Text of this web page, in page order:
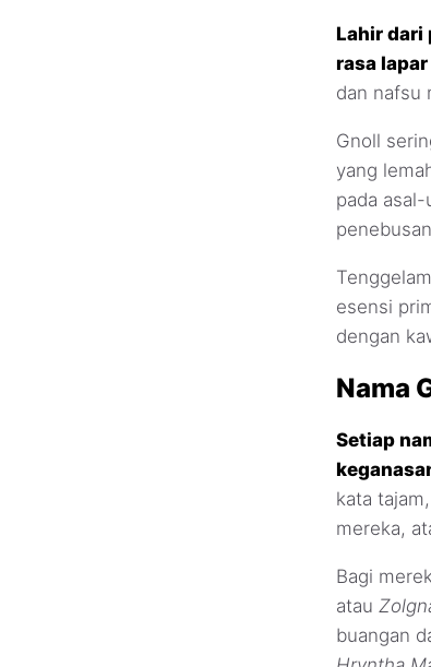
Lahir dari
rasa
dan nafsu
Gnoll
yang
pada
esensi
dengan
Nama
Setiap
kata
mereka,
Bagi
atau
buangan